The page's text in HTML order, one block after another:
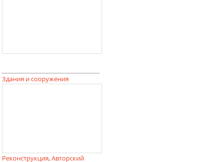
Здания и сооружения
Реконструкция,Авторский